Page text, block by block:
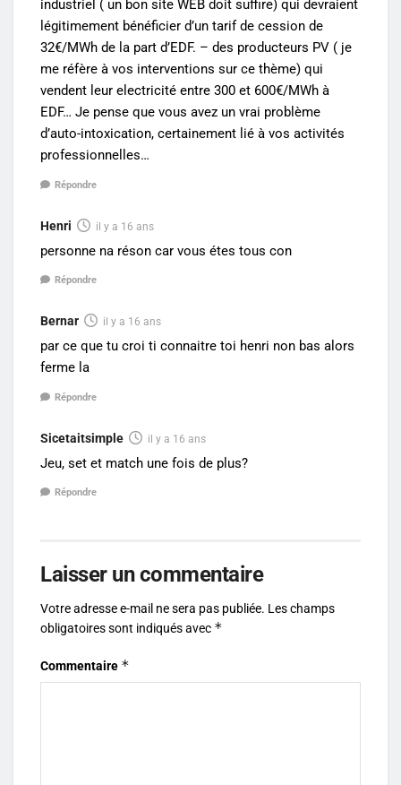
industriel ( un bon site WEB doit suffire) qui devraient
légitimement bénéficier d’un tarif de cession de
32€/MWh de la part d’EDF. – des producteurs PV ( je
me réfère à vos interventions sur ce thème) qui
vendent leur electricité entre 300 et 600€/MWh à
EDF… Je pense que vous avez un vrai problème
d’auto-intoxication, certainement lié à vos activités
professionnelles…
Répondre
Henri il y a 16 ans
personne na réson car vous étes tous con
Répondre
Bernar il y a 16 ans
par ce que tu croi ti connaitre toi henri non bas alors
ferme la
Répondre
Sicetaitsimple il y a 16 ans
Jeu, set et match une fois de plus?
Répondre
Laisser un commentaire
Votre adresse e-mail ne sera pas publiée. Les champs
obligatoires sont indiqués avec *
Commentaire *